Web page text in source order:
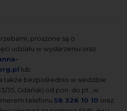
proszone są o
udziału w wydarzeniu oraz
lub
a także bezpośrednio w siedzibie
35, Gdańsk) od pon. do pt., w
telefonu58 326 10 10 oraz